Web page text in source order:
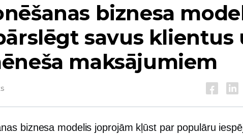
biznesa
savus klientus
maksājumiem
biznesa modelis joprojām kļūst par populāru